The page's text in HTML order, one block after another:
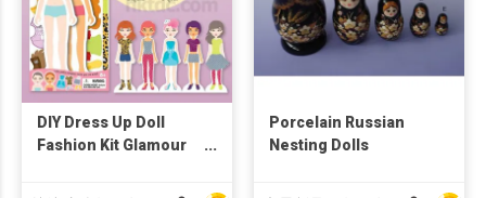
DIY Dress Up Doll
Fashion Kit Glamour
Porcelain Russian
Nesting Dolls